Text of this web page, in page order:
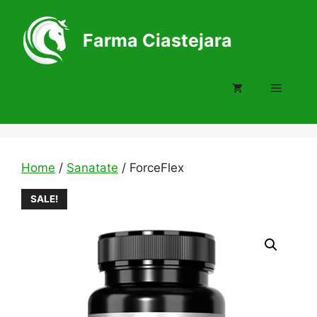
content
Farma Ciastejara
Menu
Home / Sanatate / ForceFlex
SALE!